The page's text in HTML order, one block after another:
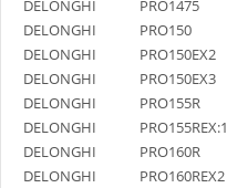
DELONGHI PRO1475
DELONGHI
PRO150
DELONGHI
PRO150EX2
DELONGHI
PRO150EX3
DELONGHI
PRO155R
DELONGHI
PRO155REX:1
DELONGHI
PRO160R
DELONGHI
PRO160REX2